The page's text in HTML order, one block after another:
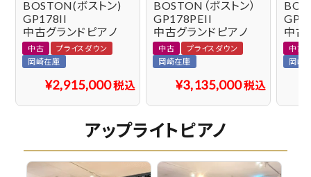
BOSTON(ボストン)
GP178II
中古グランドピアノ
中古
プライスダウン
岡崎在庫
¥2,915,000税込
BOSTON（ボストン）
GP178PEII
中古グランドピアノ
中古
プライスダウン
岡崎在庫
¥3,135,000税込
中古
中古
岡崎
アップライトピアノ